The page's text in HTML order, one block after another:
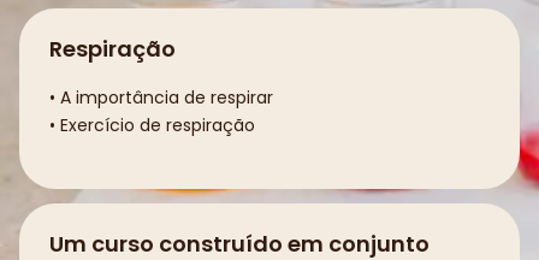
Respiração
• A importância de respirar
• Exercício de respiração
Um curso construído em conjunto